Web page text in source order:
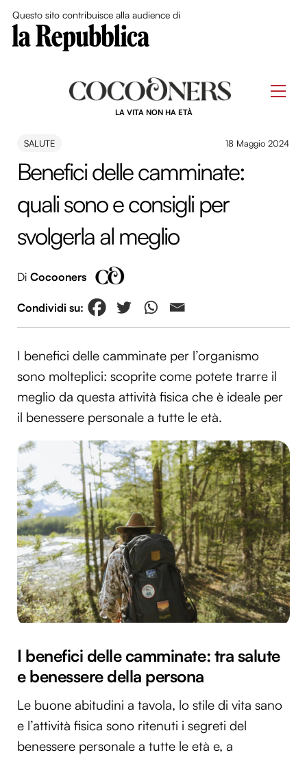
Questo sito contribuisce alla audience di
LA VITA NON HA ETÀ
SALUTE 18 Maggio 2024
Benefici delle camminate:
quali sono e consigli per
svolgerla al meglio
Di Cocooners
I benefici delle camminate per l’organismo
sono molteplici: scoprite come potete trarre il
meglio da questa attività fisica che è ideale per
il benessere personale a tutte le età.
I benefici delle camminate: tra salute
e benessere della persona
Le buone abitudini a tavola, lo stile di vita sano
e l’attività fisica sono ritenuti i segreti del
benessere personale a tutte le età e, a